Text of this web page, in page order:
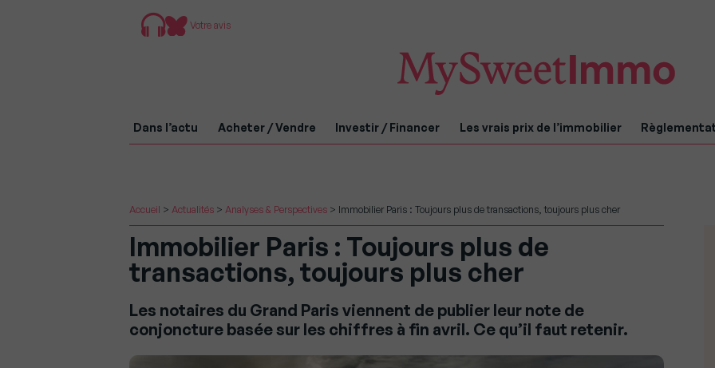
Votre avis
Dans l’actu Acheter / Vendre Investir / Financer Les vrais prix de l’immobilier
Accueil > Actualités > Analyses & Perspectives > Immobilier Paris : Toujours plus de transactions, toujours plus cher
Immobilier Paris : Toujours plus de
transactions, toujours plus cher
Les notaires du Grand Paris viennent de publier leur note de
conjoncture basée sur les chiffres à fin avril. Ce qu’il faut retenir.